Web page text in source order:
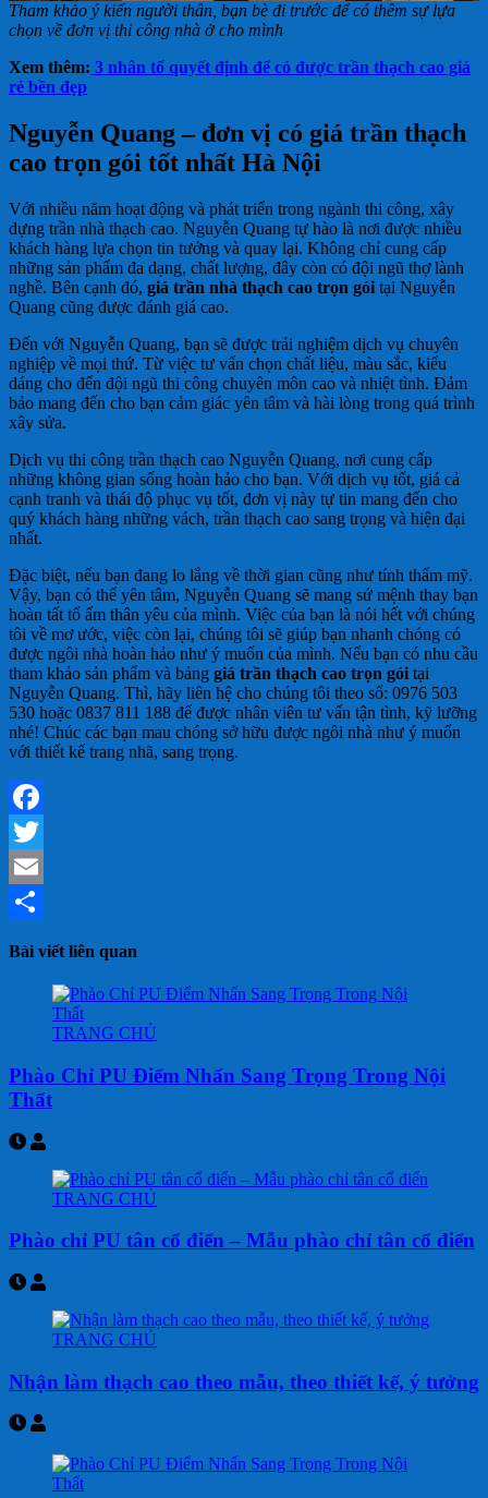
Tham khảo ý kiến người thân, bạn bè đi trước để có thêm sự lựa
chọn về đơn vị thi công nhà ở cho mình
Xem thêm: 3 nhân tố quyết định để có được trần thạch cao giá
rẻ bền đẹp
Nguyễn Quang – đơn vị có giá trần thạch
cao trọn gói tốt nhất Hà Nội
Với nhiều năm hoạt động và phát triển trong ngành thi công, xây
dựng trần nhà thạch cao. Nguyễn Quang tự hào là nơi được nhiều
khách hàng lựa chọn tin tưởng và quay lại. Không chỉ cung cấp
những sản phẩm đa dạng, chất lượng, đây còn có đội ngũ thợ lành
nghề. Bên cạnh đó, giá trần nhà thạch cao trọn gói tại Nguyễn
Quang cũng được đánh giá cao.
Đến với Nguyễn Quang, bạn sẽ được trải nghiệm dịch vụ chuyên
nghiệp về mọi thứ. Từ việc tư vấn chọn chất liệu, màu sắc, kiểu
dáng cho đến đội ngũ thi công chuyên môn cao và nhiệt tình. Đảm
bảo mang đến cho bạn cảm giác yên tâm và hài lòng trong quá trình
xây sửa.
Dịch vụ thi công trần thạch cao Nguyễn Quang, nơi cung cấp
những không gian sống hoàn hảo cho bạn. Với dịch vụ tốt, giá cả
cạnh tranh và thái độ phục vụ tốt, đơn vị này tự tin mang đến cho
quý khách hàng những vách, trần thạch cao sang trọng và hiện đại
nhất.
Đặc biệt, nếu bạn đang lo lắng về thời gian cũng như tính thẩm mỹ.
Vậy, bạn có thể yên tâm, Nguyễn Quang sẽ mang sứ mệnh thay bạn
hoàn tất tổ ấm thân yêu của mình. Việc của bạn là nói hết với chúng
tôi về mơ ước, việc còn lại, chúng tôi sẽ giúp bạn nhanh chóng có
được ngôi nhà hoàn hảo như ý muốn của mình. Nếu bạn có nhu cầu
tham khảo sản phẩm và bảng giá trần thạch cao trọn gói tại
Nguyễn Quang. Thì, hãy liên hệ cho chúng tôi theo số: 0976 503
530 hoặc 0837 811 188 để được nhân viên tư vấn tận tình, kỹ lưỡng
nhé! Chúc các bạn mau chóng sở hữu được ngôi nhà như ý muốn
với thiết kế trang nhã, sang trọng.
Facebook
Twitter
Email
Bài viết liên quan
TRANG CHỦ
Phào Chỉ PU Điểm Nhấn Sang Trọng Trong Nội
Thất
TRANG CHỦ
Phào chỉ PU tân cổ điển – Mẫu phào chỉ tân cổ điển
TRANG CHỦ
Nhận làm thạch cao theo mẫu, theo thiết kế, ý tưởng